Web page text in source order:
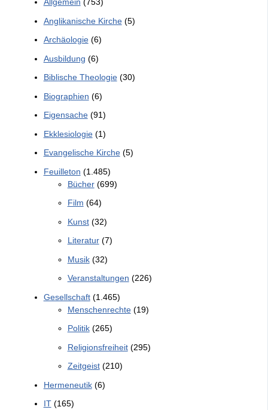
Allgemein (753)
Anglikanische Kirche(5)
Archäologie(6)
Ausbildung (6)
Biblische Theologie(30)
Biographien (6)
Eigensache(91)
Ekklesiologie(1)
Evangelische Kirche(5)
Feuilleton (1.485)
Bücher(699)
Film (64)
Kunst(32)
Literatur(7)
Musik(32)
Veranstaltungen (226)
Gesellschaft(1.465)
Menschenrechte(19)
Politik(265)
Religionsfreiheit(295)
Zeitgeist(210)
Hermeneutik(6)
IT(165)